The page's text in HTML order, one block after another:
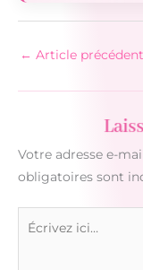
← Article précédent
Votre adresse e-
obligatoires sont